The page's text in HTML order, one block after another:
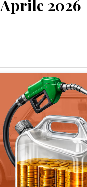
Aprile 2026